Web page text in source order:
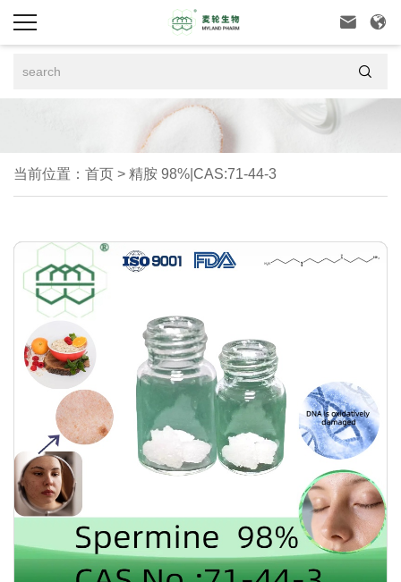
 

当前位置： 首页 > 精胺 98%|CAS:71-44-3